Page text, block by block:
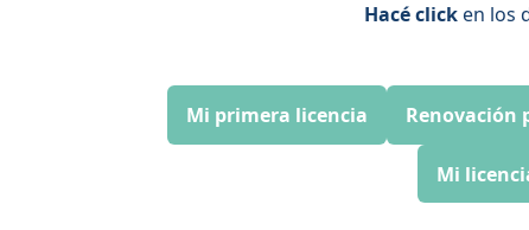
Hacé clicken los
Mi primera licencia Renovación
Mi